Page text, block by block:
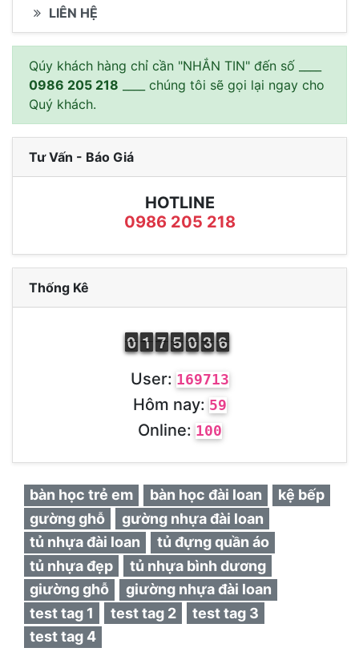
LIÊN HỆ
Qúy khách hàng chỉ cần "NHẮN TIN" đến số ____
0986 205 218 ____ chúng tôi sẽ gọi lại ngay cho
Quý khách.
Tư Vấn - Báo Giá
HOTLINE
0986 205 218
Thống Kê
9
0
0 1
1
1 6
7
7 4
5
5 9
0
0 2
3
3 5
6
6
User: 169713
Hôm nay: 59
Online: 100
bàn học trẻ em bàn học đài loan
kệ bếp
gường ghỗ
gường nhựa đài loan
tủ nhựa đài loan
tủ đựng quần áo
tủ nhựa đẹp
tủ nhựa bình dương
giường ghỗ
giường nhựa đài loan
test tag 1
test tag 2
test tag 3
test tag 4